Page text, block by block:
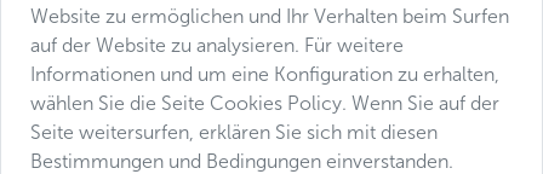
Geschäftsbedingungen
Datenschutz
Barrierefreiheitserklärung
Manage consent
Website zu ermöglichen und Ihr Verhalten beim Surfen
auf der Website zu analysieren. Für weitere
Informationen und um eine Konfiguration zu erhalten,
wählen Sie die Seite Cookies Policy. Wenn Sie auf der
Seite weitersurfen, erklären Sie sich mit diesen
Bestimmungen und Bedingungen einverstanden.